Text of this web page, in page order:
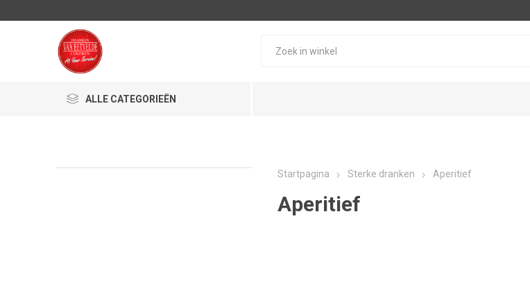
ALLE CATEGORIEËN
Startpagina Sterke dranken Aperitief
Aperitief